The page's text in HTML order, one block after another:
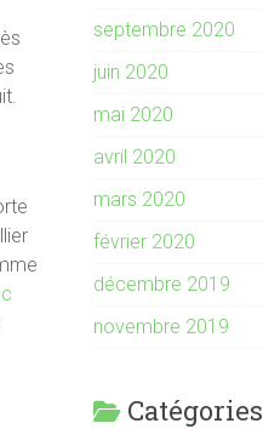
septembre 2020
juin 2020
mai 2020
avril 2020
mars 2020
février 2020
décembre 2019
novembre 2019
Catégories